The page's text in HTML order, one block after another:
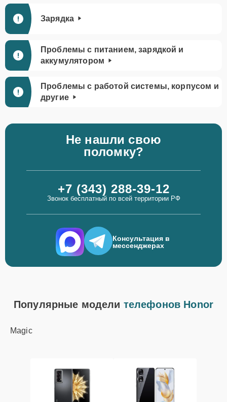
Зарядка
Проблемы с питанием, зарядкой и
аккумулятором
Проблемы с работой системы, корпусом и
другие
Не нашли свою
поломку?
+7 (343) 288-39-12
Звонок бесплатный по всей территории РФ
Консультация в
мессенджерах
Популярные модели телефонов Honor
Magic